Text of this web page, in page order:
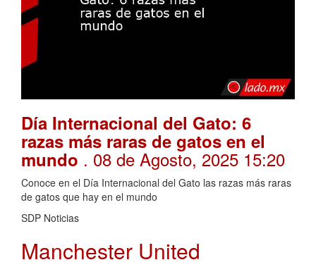
Día Internacional del Gato: 6
razas más raras de gatos en el
mundo . 08 de Agosto, 2025 15:20
Conoce en el Día Internacional del Gato las razas más raras
de gatos que hay en el mundo
SDP Noticias
Manchester United